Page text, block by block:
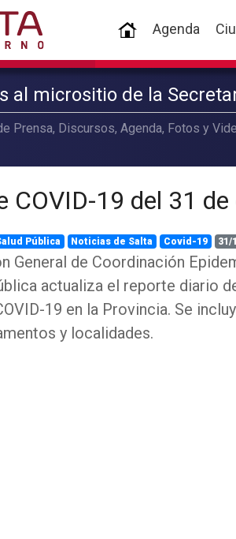
(current)
Agenda
al micrositio de la
Prensa, Discursos, Agenda, Fotos y
COVID-19 del 31
Pública Noticias de Salta Covid-19 31/
General de Coordinación
actualiza el reporte diario
19 en la Provincia. Se
y localidades.